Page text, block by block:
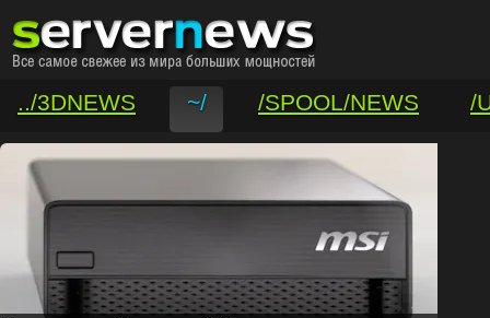
../3DNEWS ~/ /SPOOL/NEWS
/
/VAR/CONTACT